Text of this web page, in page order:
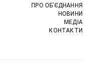
ПРО ОБ’ЄДНАННЯ
НОВИНИ
МЕДІА
КОНТАКТИ